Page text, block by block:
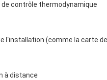
contrôle thermodynamique
l'installation (comme la carte
à distance